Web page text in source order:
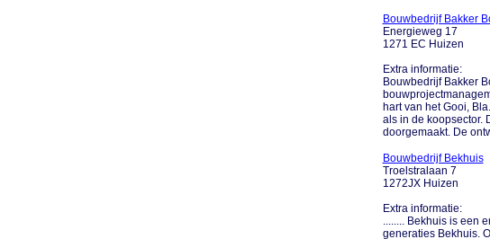
Bouwbedrijf Bakker
Energieweg 17
1271 EC Huizen
Extra informatie:
Bouwbedrijf Bakker
hart van het Gooi,
als in de koopsector.
doorgemaakt. De
Bouwbedrijf Bekhuis
Troelstralaan 7
1272JX Huizen
Extra informatie:
........ Bekhuis is een
generaties Bekhuis.